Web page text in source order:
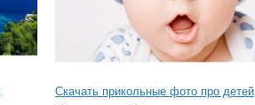
Скачать прикольные фото про детей